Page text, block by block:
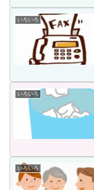
いろいろ
いろいろ
いろいろ